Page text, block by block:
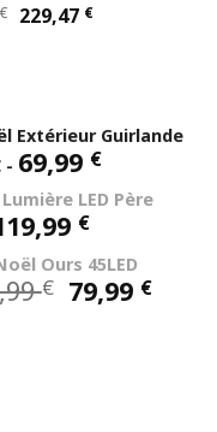
€
Le
269,97 €.
229,47 €Le
229,47 €.
Extérieur Guirlande
- 69,99 €
LED Père
€
Ours 45LED
€ Le
prix
79,99 €Le